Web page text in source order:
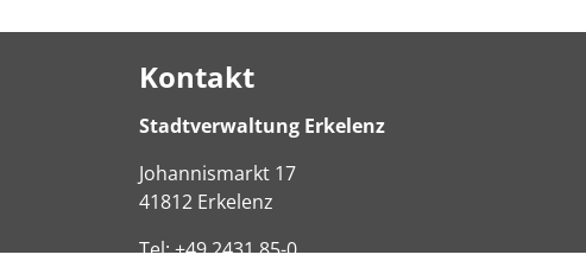
Kontakt
Stadtverwaltung Erkelenz
Johannismarkt 17
41812 Erkelenz
Tel:+49 2431 85-0